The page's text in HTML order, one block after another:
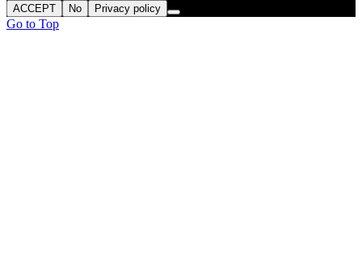
ACCEPT No Privacy policy
Go to Top